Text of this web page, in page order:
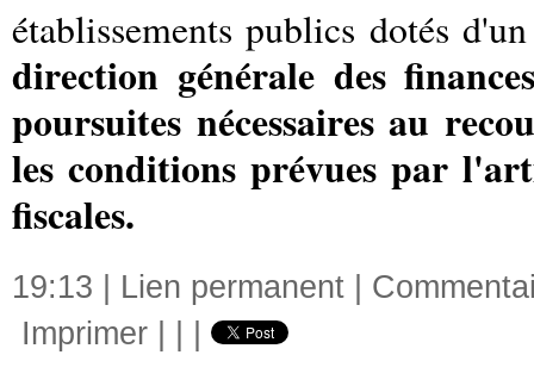
établissements publics dotés
direction générale des
poursuites nécessaires au
les conditions prévues par
fiscales.
19:13 | Lien permanent
Imprimer